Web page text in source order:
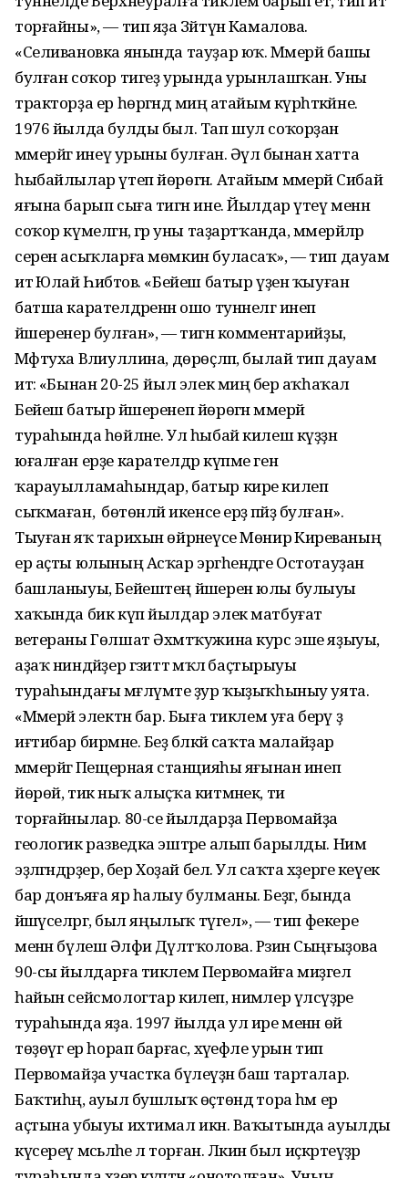
торғайны», — тип яҙа Зәйтүнә Камалова.
«Селивановка янында тауҙар юҡ. Мәмерйә башы
булған соҡор тигеҙ урында урынлашҡан. Уны
тракторҙа ер һөргәндә миңә атайым күрһәткәйне.
1976 йылда булды был. Тап шул соҡорҙан
мәмерйәгә инеү урыны булған. Әүәл бынан хатта
һыбайлылар үтеп йөрөгән. Атайым мәмерйә Сибай
яғына барып сыға тигән ине. Йылдар үтеү менән
соҡор күмелгән, әгәр уны таҙартҡанда, мәмерйәләр
серен асыҡларға мөмкин буласаҡ», — тип дауам
итә Юлай Һибәтов. «Бейеш батыр үҙен ҡыуған
батша карателдәренән ошо туннелгә инеп
йәшеренер булған», — тигән комментарийҙы,
Мәфтуха Вәлиуллина, дөрөҫләп, былай тип дауам
итә: «Бынан 20-25 йыл элек миңә бер аҡһаҡал
Бейеш батыр йәшеренеп йөрөгән мәмерйә
тураһында һөйләне. Ул һыбай килеш күҙҙән
юғалған ерҙе карателдәр күпме генә
ҡарауылламаһындар, батыр кире килеп
сыҡмаған, ә бөтөнләй икенсе ерҙә пәйҙә булған».
Тыуған яҡ тарихын өйрәнеүсе Мөнирә Кирәеваның
ер аҫты юлының Асҡар эргәһендәге Остотауҙан
башланыуы, Бейештең йәшерен юлы булыуы
хаҡында бик күп йылдар элек матбуғат
ветераны Гөлшат Әхмәтҡужина курс эше яҙыуы,
аҙаҡ ниндәйҙер гәзиттә мәҡәлә баҫтырыуы
тураһындағы мәғлүмәте ҙур ҡыҙыҡһыныу уята.
«Мәмерйә электән бар. Быға тиклем уға берәү ҙә
иғтибар бирмәне. Беҙ бәләкәй саҡта малайҙар
мәмерйәгә Пещерная станцияһы яғынан инеп
йөрөй, тик ныҡ алыҫҡа китмәнек, ти
торғайнылар. 80-се йылдарҙа Первомайҙа
геологик разведка эштәре алып барылды. Нимә
эҙләгәндәрҙер, бер Хоҙай белә. Ул саҡта хәҙерге кеүек
бар донъяға яр һалыу булманы. Беҙгә, бында
йәшәүселәргә, был яңылыҡ түгел», — тип фекере
менән бүлешә Әлфиә Дәүләтҡолова. Рәзинә Сыңғыҙова
90-сы йылдарға тиклем Первомайға миҙгел
һайын сейсмологтар килеп, нимәлер үлсәүҙәре
тураһында яҙа. 1997 йылда ул ире менән өй
төҙөүгә ер һорап барғас, хәүефле урын тип
Первомайҙа участка бүлеүҙән баш тарталар.
Баҡтиһәң, ауыл бушлыҡ өҫтөндә тора һәм ер
аҫтына убыуы ихтимал икән. Ваҡытында ауылды
күсереү мәсьәләһе лә торған. Ләкин был иҫкәртеүҙәр